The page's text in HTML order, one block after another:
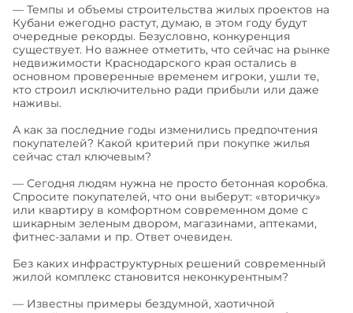
— Темпы и объемы строительства жилых проектов на
Кубани ежегодно растут, думаю, в этом году будут
очередные рекорды. Безусловно, конкуренция
существует. Но важнее отметить, что сейчас на рынке
недвижимости Краснодарского края остались в
основном проверенные временем игроки, ушли те,
кто строил исключительно ради прибыли или даже
наживы.
А как за последние годы изменились предпочтения
покупателей? Какой критерий при покупке жилья
сейчас стал ключевым?
— Сегодня людям нужна не просто бетонная коробка.
Спросите покупателей, что они выберут: «вторичку»
или квартиру в комфортном современном доме с
шикарным зеленым двором, магазинами, аптеками,
фитнес-залами и пр. Ответ очевиден.
Без каких инфраструктурных решений современный
жилой комплекс становится неконкурентным?
— Известны примеры бездумной, хаотичной